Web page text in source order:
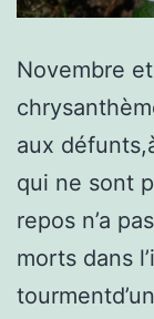
Novembre
aux
qui ne sont
repos n’a
morts dans